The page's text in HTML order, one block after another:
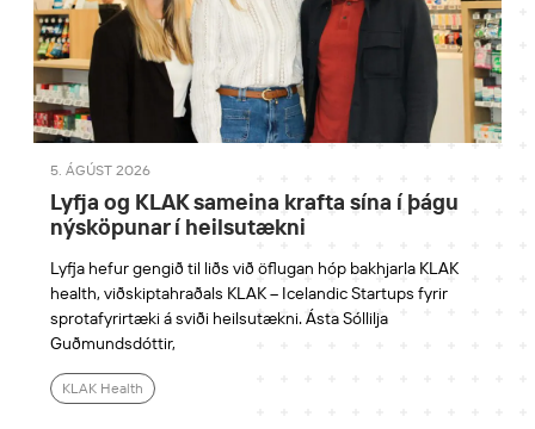
5. ÁGÚST 2026
Lyfja og KLAK sameina krafta sína í þágu
nýsköpunar í heilsutækni
Lyfja hefur gengið til liðs við öflugan hóp bakhjarla KLAK
health, viðskiptahraðals KLAK – Icelandic Startups fyrir
sprotafyrirtæki á sviði heilsutækni. Ásta Sóllilja
Guðmundsdóttir,
KLAK Health